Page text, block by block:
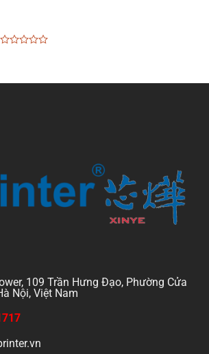
5
109 Trần Hưng Đạo, Phường Cửa
Nội, Việt Nam